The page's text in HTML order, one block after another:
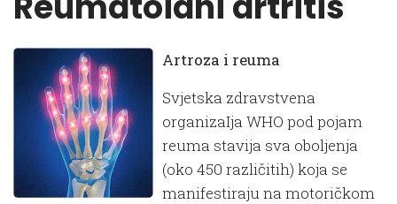
Artroza i reuma
Svjetska zdravstvena
organizaIja WHO pod pojam
reuma stavija sva oboljenja
(oko 450 različitih) koja se
manifestiraju na motoričkom